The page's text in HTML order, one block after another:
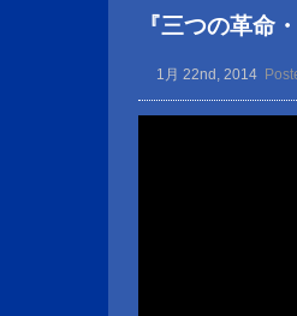
『三つの革命
1月 22nd, 2014